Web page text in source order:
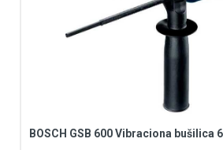
BOSCH GSB 600 Vibraciona bušilica